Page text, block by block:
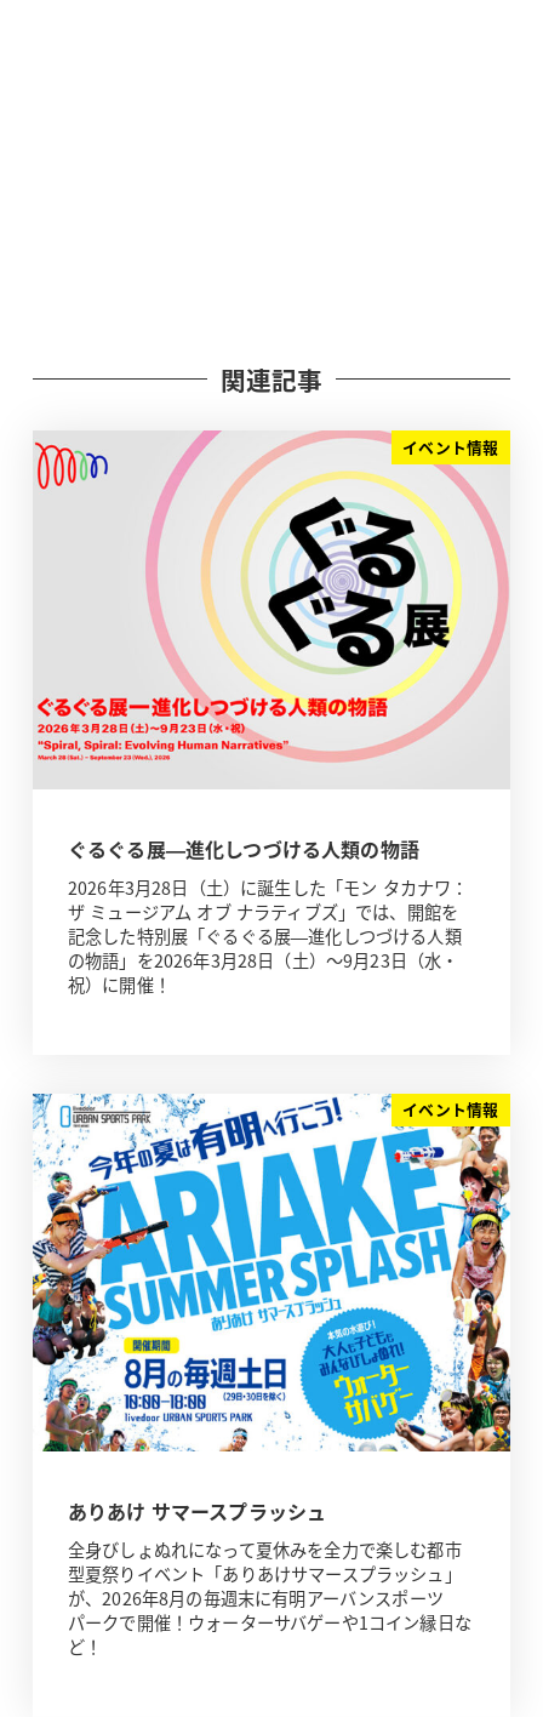
関連記事
イベント情報
ぐるぐる展—進化しつづける人類の物語
2026年3月28日（土）に誕生した「モン タカナワ：
ザ ミュージアム オブ ナラティブズ」では、開館を
記念した特別展「ぐるぐる展—進化しつづける人類
の物語」を2026年3月28日（土）～9月23日（水・
祝）に開催！
イベント情報
ありあけ サマースプラッシュ
全身びしょぬれになって夏休みを全力で楽しむ都市
型夏祭りイベント「ありあけサマースプラッシュ」
が、2026年8月の毎週末に有明アーバンスポーツ
パークで開催！ウォーターサバゲーや1コイン縁日な
ど！